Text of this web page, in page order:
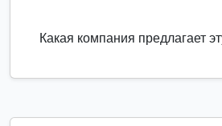
Какая компания предлагает